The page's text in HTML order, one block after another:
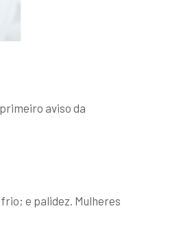
aviso da
e palidez. Mulheres